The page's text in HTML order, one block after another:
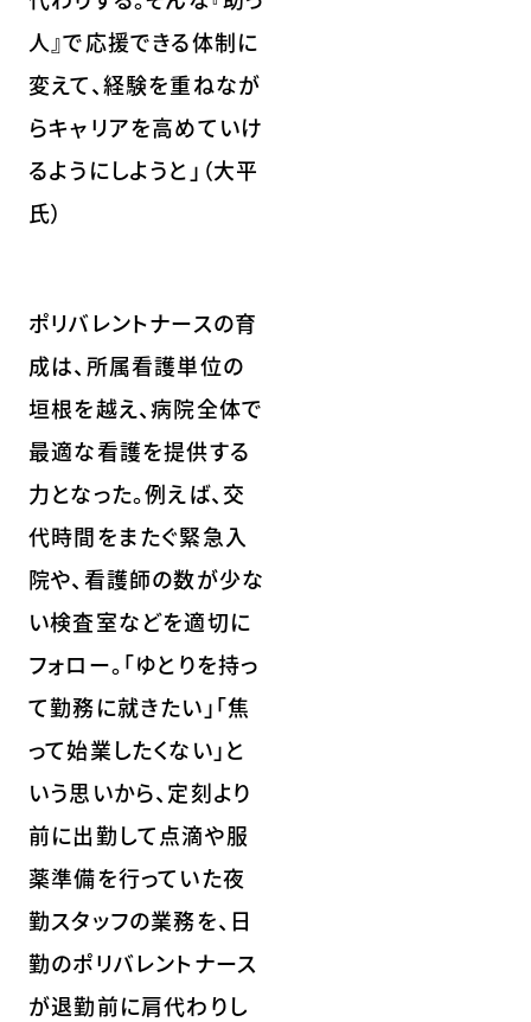
人』で応援できる体制に
変えて、経験を重ねなが
らキャリアを高めていけ
るようにしようと」（大平
氏）
ポリバレントナースの育
成は、所属看護単位の
垣根を越え、病院全体で
最適な看護を提供する
力となった。例えば、交
代時間をまたぐ緊急入
院や、看護師の数が少な
い検査室などを適切に
フォロー。「ゆとりを持っ
て勤務に就きたい」「焦
って始業したくない」と
いう思いから、定刻より
前に出勤して点滴や服
薬準備を行っていた夜
勤スタッフの業務を、日
勤のポリバレントナース
が退勤前に肩代わりし